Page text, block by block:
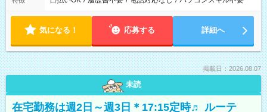
気になる！ 応募する 詳細へ
掲載日：2026.08.07
未読
在宅勤務は週2日～週3日＊17:15定時♬ ルーテ